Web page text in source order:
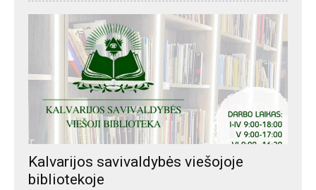
Kalvarijos savivaldybės viešojoje
bibliotekoje